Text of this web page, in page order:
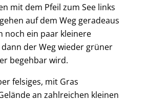
mit dem Pfeil zum See links
auf dem Weg geradeaus
noch ein paar kleinere
der Weg wieder grüner
begehbar wird.
felsiges, mit Gras
an zahlreichen kleinen